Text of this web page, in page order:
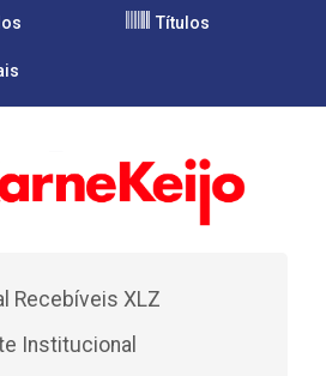
Títulos
Recebíveis XLZ
Institucional